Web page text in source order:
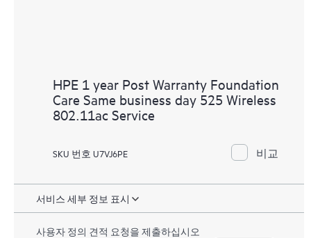
HPE 1 year Post Warranty Foundation
Care Same business day 525 Wireless
802.11ac Service
SKU 번호 U7VJ6PE 비교
서비스 세부 정보 표시
사용자 정의 견적 요청을 제출하십시오